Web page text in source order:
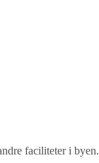
faciliteter i